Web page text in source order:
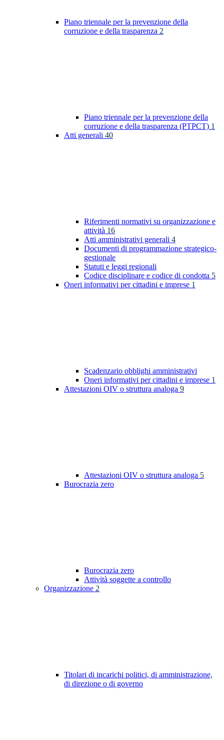
Piano triennale per la prevenzione della
corruzione e della trasparenza 2
Piano triennale per la prevenzione della
corruzione e della trasparenza (PTPCT) 1
Atti generali 40
Riferimenti normativi su organizzazione e
attività 16
Atti amministrativi generali 4
Documenti di programmazione strategico-
gestionale
Statuti e leggi regionali
Codice disciplinare e codice di condotta 5
Oneri informativi per cittadini e imprese 1
Scadenzario obblighi amministrativi
Oneri informativi per cittadini e imprese 1
Attestazioni OIV o struttura analoga 9
Attestazioni OIV o struttura analoga 5
Burocrazia zero
Burocrazia zero
Attività soggette a controllo
Organizzazione 2
Titolari di incarichi politici, di amministrazione,
di direzione o di governo